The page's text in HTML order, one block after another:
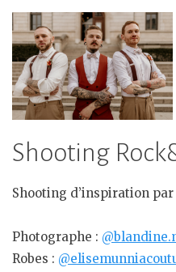
Shooting
Shooting d’inspiration par
Photographe :
Robes :